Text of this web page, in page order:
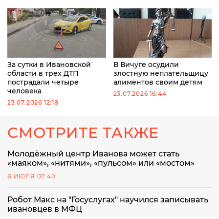
За сутки в Ивановской
области в трех ДТП
пострадали четыре
человека
23.07.2026 12:18
В Вичуге осудили
злостную неплательщицу
алиментов своим детям
23.07.2026 16:44
СМОТРИТЕ ТАКЖЕ
Молодёжный центр Иванова может стать
«маяком», «нитями», «пульсом» или «мостом»
8 ИЮЛЯ 07:40
Робот Макс на "Госуслугах" научился записывать
ивановцев в МФЦ